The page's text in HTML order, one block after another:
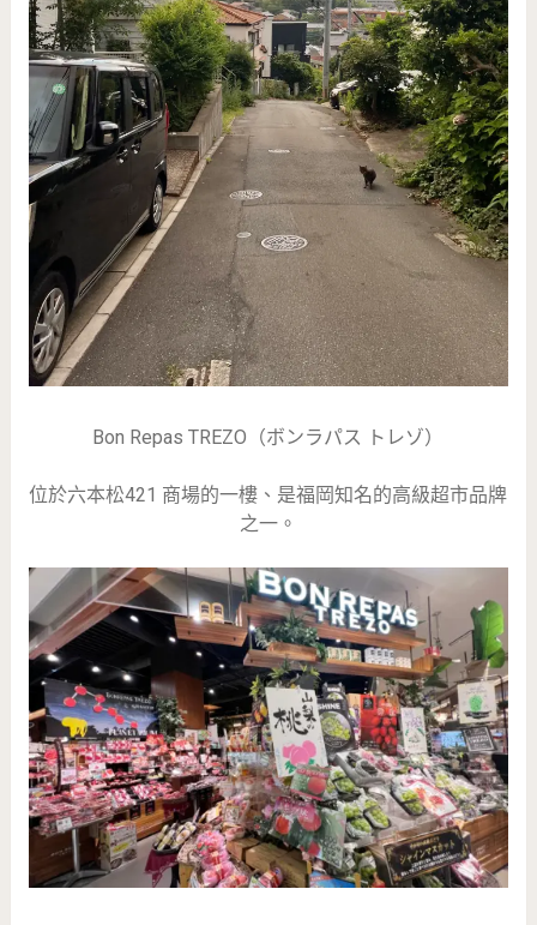
Bon Repas TREZO（ボンラパス トレゾ）
位於六本松421 商場的一樓、是福岡知名的高級超市品牌
之一。